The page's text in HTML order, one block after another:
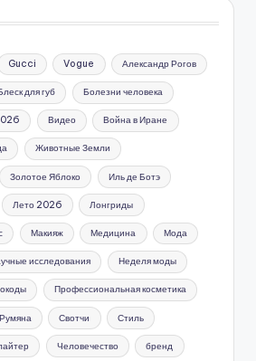
Gucci Vogue Александр Рогов
для губ Болезни человека
Видео Война в Иране
Животные Земли
Золотое Яблоко Иль де Ботэ
Лето 2026 Лонгриды
Макияж Медицина Мода
исследования Неделя моды
Профессиональная косметика
Румяна Свотчи Стиль
Человечество бренд